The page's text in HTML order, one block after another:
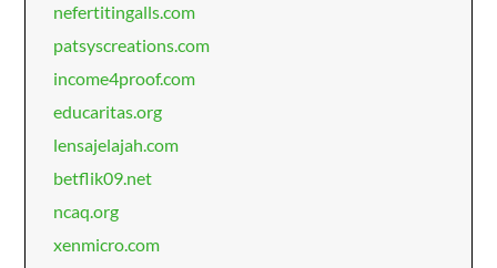
nefertitingalls.com
patsyscreations.com
income4proof.com
educaritas.org
lensajelajah.com
betflik09.net
ncaq.org
xenmicro.com